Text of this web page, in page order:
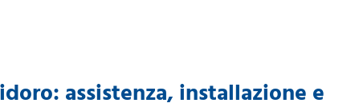
assistenza, installazione e